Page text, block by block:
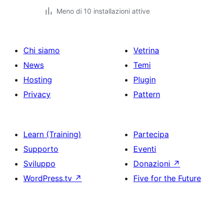
Meno di 10 installazioni attive
Chi siamo
News
Hosting
Privacy
Vetrina
Temi
Plugin
Pattern
Learn (Training)
Supporto
Sviluppo
WordPress.tv ↗
Partecipa
Eventi
Donazioni ↗
Five for the Future